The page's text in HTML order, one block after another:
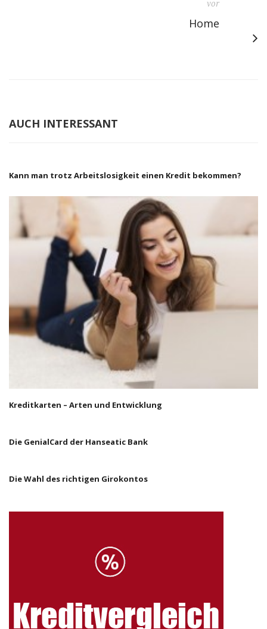
vor
Home
AUCH INTERESSANT
Kann man trotz Arbeitslosigkeit einen Kredit bekommen?
Kreditkarten – Arten und Entwicklung
Die GenialCard der Hanseatic Bank
Die Wahl des richtigen Girokontos